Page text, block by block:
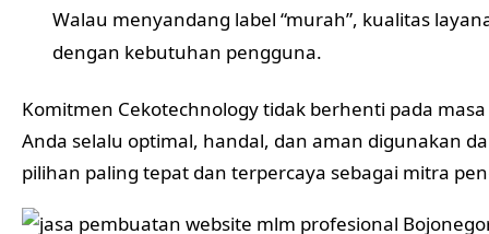
Walau menyandang label “murah”, kualitas
dengan kebutuhan pengguna.
Komitmen Cekotechnology tidak berhenti pada
Anda selalu optimal, handal, dan aman digunakan
pilihan paling tepat dan terpercaya sebagai mitra